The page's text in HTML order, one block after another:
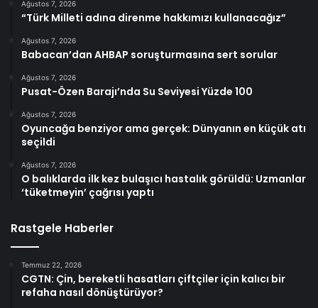
Ağustos 7, 2026
“Türk Milleti adına direnme hakkımızı kullanacağız”
Ağustos 7, 2026
Babacan’dan AHBAP soruşturmasına sert sorular
Ağustos 7, 2026
Pusat-Özen Barajı’nda Su Seviyesi Yüzde 100
Ağustos 7, 2026
Oyuncağa benziyor ama gerçek: Dünyanın en küçük atı
seçildi
Ağustos 7, 2026
O balıklarda ilk kez bulaşıcı hastalık görüldü: Uzmanlar
‘tüketmeyin’ çağrısı yaptı
Rastgele Haberler
Temmuz 22, 2026
CGTN: Çin, bereketli hasatları çiftçiler için kalıcı bir
refaha nasıl dönüştürüyor?